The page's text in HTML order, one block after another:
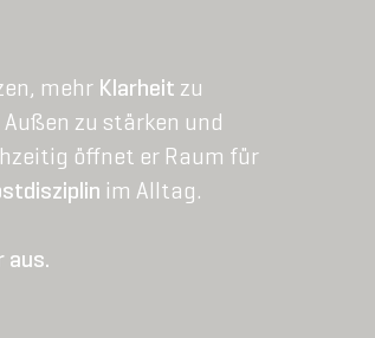
mehr Klarheit zu
zu stärken und
öffnet er Raum für
im Alltag.
aus.